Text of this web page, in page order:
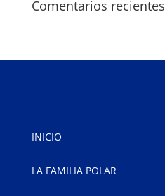
Comentarios recientes
INICIO
LA FAMILIA POLAR